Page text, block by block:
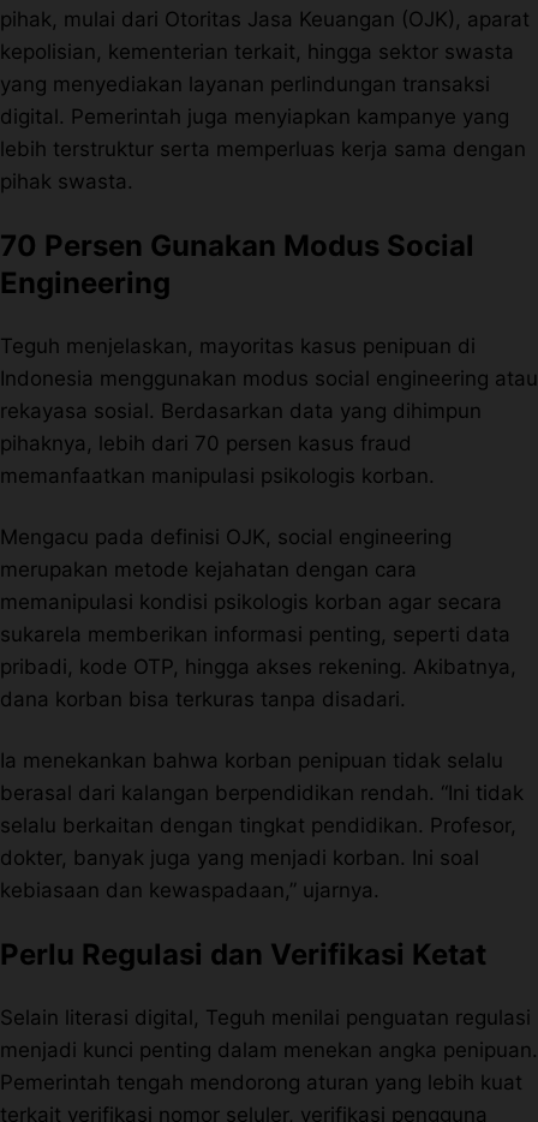
pihak, mulai dari Otoritas Jasa Keuangan (OJK), aparat
kepolisian, kementerian terkait, hingga sektor swasta
yang menyediakan layanan perlindungan transaksi
digital. Pemerintah juga menyiapkan kampanye yang
lebih terstruktur serta memperluas kerja sama dengan
pihak swasta.
70 Persen Gunakan Modus Social
Engineering
Teguh menjelaskan, mayoritas kasus penipuan di
Indonesia menggunakan modus social engineering atau
rekayasa sosial. Berdasarkan data yang dihimpun
pihaknya, lebih dari 70 persen kasus fraud
memanfaatkan manipulasi psikologis korban.
Mengacu pada definisi OJK, social engineering
merupakan metode kejahatan dengan cara
memanipulasi kondisi psikologis korban agar secara
sukarela memberikan informasi penting, seperti data
pribadi, kode OTP, hingga akses rekening. Akibatnya,
dana korban bisa terkuras tanpa disadari.
Ia menekankan bahwa korban penipuan tidak selalu
berasal dari kalangan berpendidikan rendah. “Ini tidak
selalu berkaitan dengan tingkat pendidikan. Profesor,
dokter, banyak juga yang menjadi korban. Ini soal
kebiasaan dan kewaspadaan,” ujarnya.
Perlu Regulasi dan Verifikasi Ketat
Selain literasi digital, Teguh menilai penguatan regulasi
menjadi kunci penting dalam menekan angka penipuan.
Pemerintah tengah mendorong aturan yang lebih kuat
terkait verifikasi nomor seluler, verifikasi pengguna